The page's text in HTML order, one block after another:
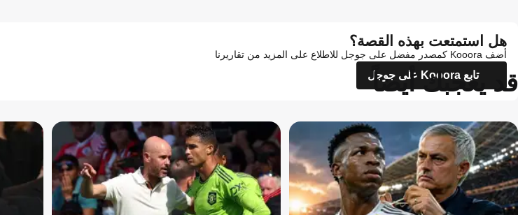
هل استمتعت بهذه القصة؟
أضف Kooora كمصدر مفضل على جوجل للاطلاع على المزيد من تقاريرنا
تابع Kooora على جوجل
قد يعجبك أيضاً